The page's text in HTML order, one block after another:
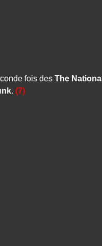
fois des The National
. (7)